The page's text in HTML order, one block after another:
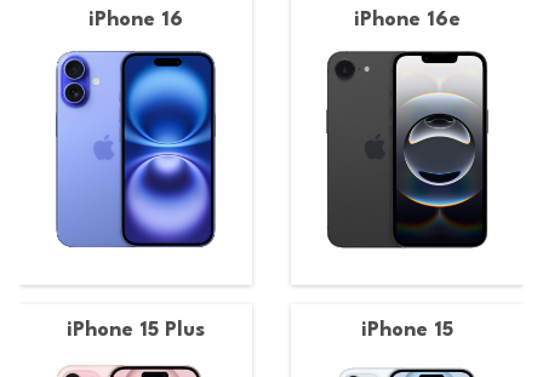
iPhone 16 iPhone 16e
iPhone 15 Plus iPhone 15